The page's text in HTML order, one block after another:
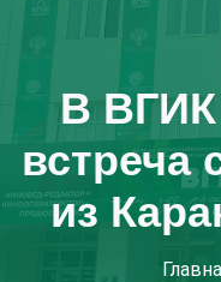
В ВГИК
встреча
из